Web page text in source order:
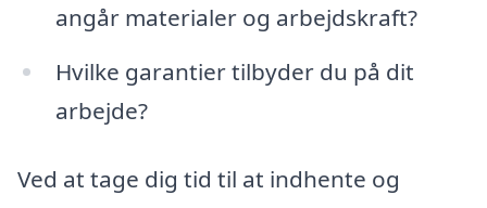
angår materialer og arbejdskraft?
Hvilke garantier tilbyder du på dit
arbejde?
Ved at tage dig tid til at indhente og